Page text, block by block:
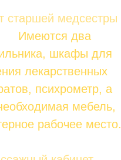
старшей медсестры
два
шкафы для
лекарственных
психрометр, а
мебель,
рабочее место.